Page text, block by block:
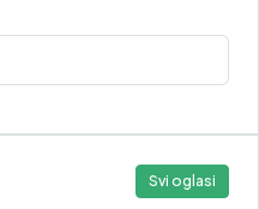
Svi oglasi